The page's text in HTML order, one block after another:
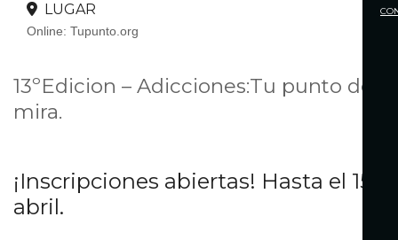
LUGAR
Online: Tupunto.org
13ºEdicion – Adicciones:Tu punto de
mira.
¡Inscripciones abiertas! Hasta el 15
abril.